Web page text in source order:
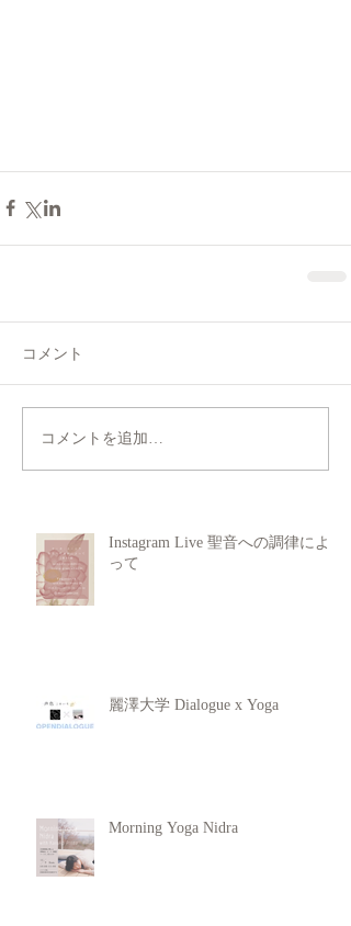
コメント
コメントを追加…
Instagram Live 聖音への調律によ
って
麗澤大学 Dialogue x Yoga
Morning Yoga Nidra